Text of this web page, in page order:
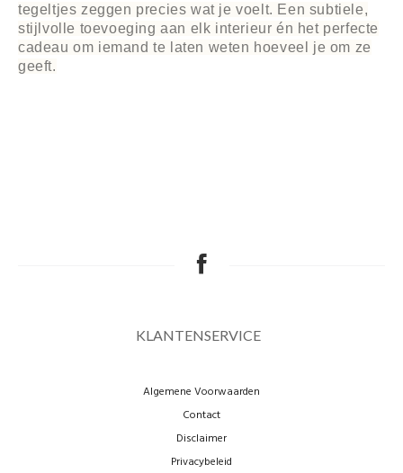
tegeltjes zeggen precies wat je voelt. Een subtiele,
stijlvolle toevoeging aan elk interieur én het perfecte
cadeau om iemand te laten weten hoeveel je om ze
geeft.
KLANTENSERVICE
Algemene Voorwaarden
Contact
Disclaimer
Privacybeleid